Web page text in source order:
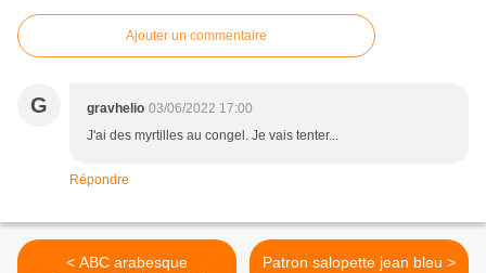
Ajouter un commentaire
G gravhelio 03/06/2022 17:00
J'ai des myrtilles au congel. Je vais tenter...
Répondre
< ABC arabesque
Patron salopette jean bleu >